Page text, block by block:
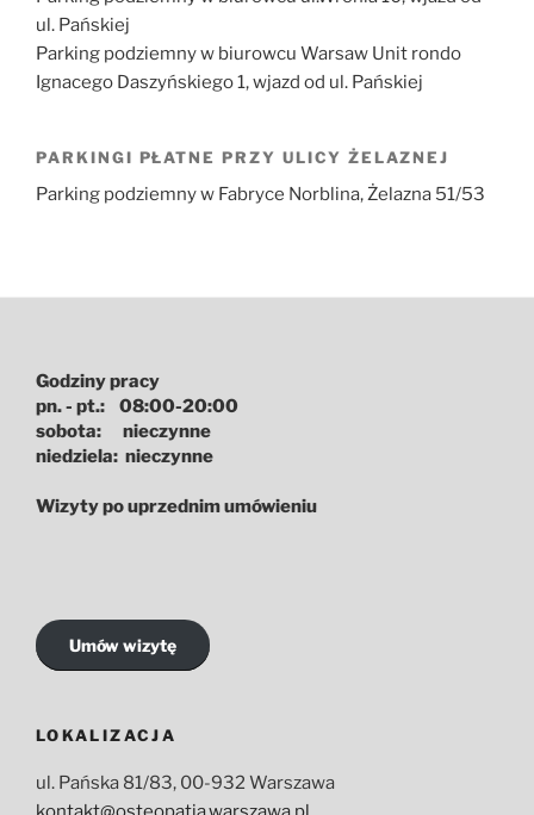
ul. Pańskiej
Parking podziemny w biurowcu Warsaw Unit rondo
Ignacego Daszyńskiego 1, wjazd od ul. Pańskiej
PARKINGI PŁATNE PRZY ULICY ŻELAZNEJ
Parking podziemny w Fabryce Norblina, Żelazna 51/53
Godziny pracy
pn. - pt.: 08:00-20:00
sobota: nieczynne
niedziela: nieczynne
Wizyty po uprzednim umówieniu
Umów wizytę
LOKALIZACJA
ul. Pańska 81/83, 00-932 Warszawa